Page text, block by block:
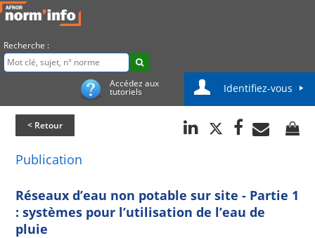
Recherche :
Accédez aux
tutoriels Identifiez-vous
< Retour
Publication
Réseaux d’eau non potable sur site - Partie 1
: systèmes pour l’utilisation de l’eau de
pluie